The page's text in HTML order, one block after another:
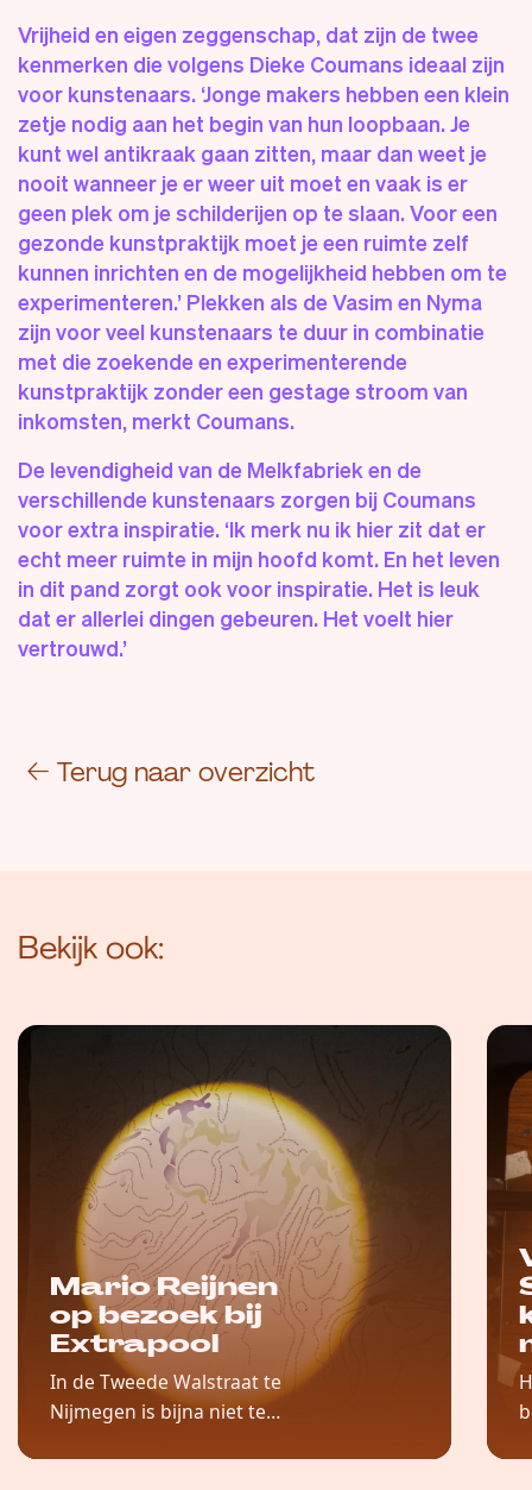
Vrijheid en eigen zeggenschap, dat zijn de twee
kenmerken die volgens Dieke Coumans ideaal zijn
voor kunstenaars. ‘Jonge makers hebben een klein
zetje nodig aan het begin van hun loopbaan. Je
kunt wel antikraak gaan zitten, maar dan weet je
nooit wanneer je er weer uit moet en vaak is er
geen plek om je schilderijen op te slaan. Voor een
gezonde kunstpraktijk moet je een ruimte zelf
kunnen inrichten en de mogelijkheid hebben om te
experimenteren.’ Plekken als de Vasim en Nyma
zijn voor veel kunstenaars te duur in combinatie
met die zoekende en experimenterende
kunstpraktijk zonder een gestage stroom van
inkomsten, merkt Coumans.
De levendigheid van de Melkfabriek en de
verschillende kunstenaars zorgen bij Coumans
voor extra inspiratie. ‘Ik merk nu ik hier zit dat er
echt meer ruimte in mijn hoofd komt. En het leven
in dit pand zorgt ook voor inspiratie. Het is leuk
dat er allerlei dingen gebeuren. Het voelt hier
vertrouwd.’
← Terug naar overzicht
Bekijk ook:
Mario Reijnen
op bezoek bij
Extrapool
In de Tweede Walstraat te
Nijmegen is bijna niet te